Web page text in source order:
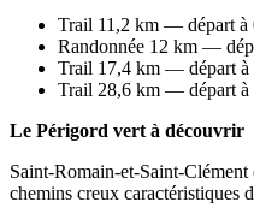
Trail 11,2 km — départ à
Randonnée 12 km —
Trail 17,4 km — départ à
Trail 28,6 km — départ à
Le Périgord vert à découvrir
Saint-Romain-et-Saint-
chemins creux caractéristiques